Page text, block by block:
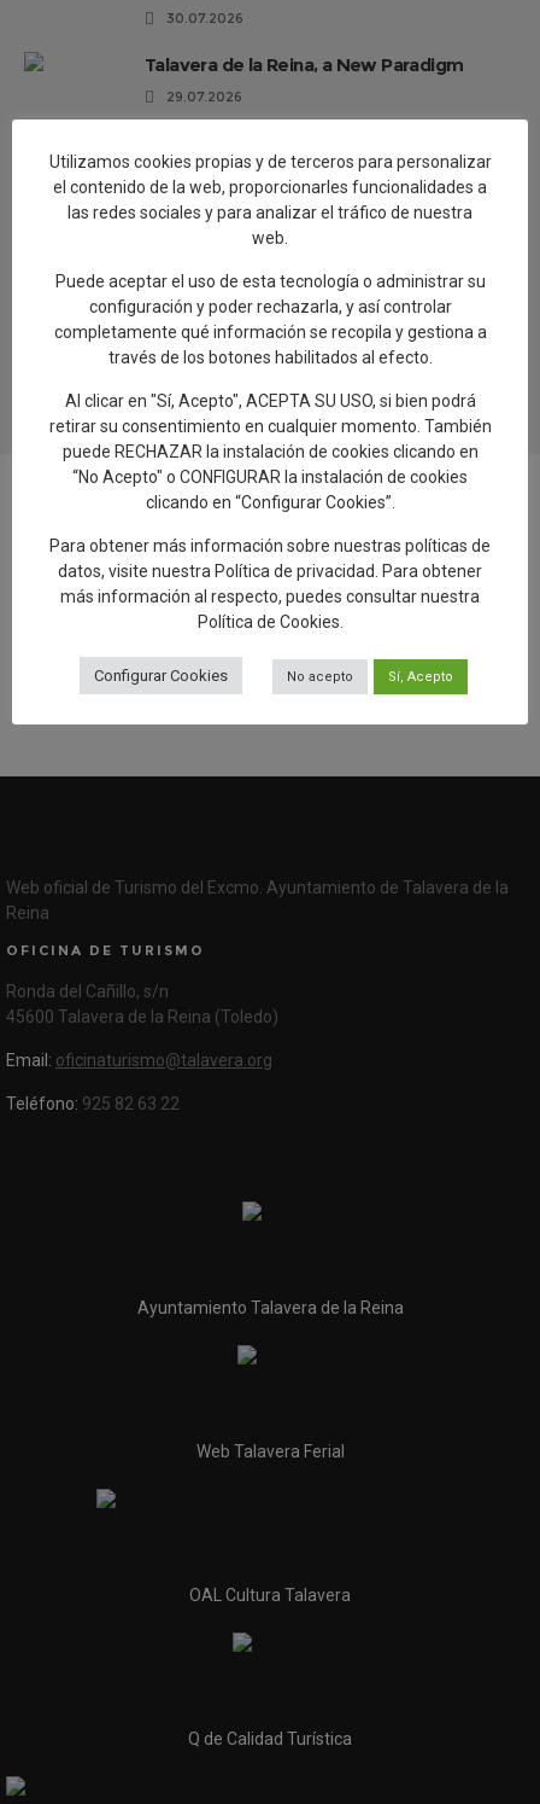
30.07.2026
Talavera de la Reina, a New Paradigm
29.07.2026
de las Santas Alfareras
26.07.2026
Artesanía avanza “El Viaje del Barro.
Regreso a Los Alfares», una muestra sobre
el proceso de creación de la cerámica
talaverana
24.07.2026
Añadir reseña en Google
Web oficial de Turismo del Excmo. Ayuntamiento de Talavera de la
Reina
OFICINA DE TURISMO
Ronda del Cañillo, s/n
45600 Talavera de la Reina (Toledo)
Email: oficinaturismo@talavera.org
Teléfono: 925 82 63 22
Ayuntamiento Talavera de la Reina
Web Talavera Ferial
OAL Cultura Talavera
Q de Calidad Turística
Utilizamos cookies propias y de terceros para personalizar
el contenido de la web, proporcionarles funcionalidades a
las redes sociales y para analizar el tráfico de nuestra
web.
Puede aceptar el uso de esta tecnología o administrar su
configuración y poder rechazarla, y así controlar
completamente qué información se recopila y gestiona a
través de los botones habilitados al efecto.
Al clicar en "Sí, Acepto", ACEPTA SU USO, si bien podrá
retirar su consentimiento en cualquier momento. También
puede RECHAZAR la instalación de cookies clicando en
“No Acepto" o CONFIGURAR la instalación de cookies
clicando en “Configurar Cookies”.
Para obtener más información sobre nuestras políticas de
datos, visite nuestra Política de privacidad
. Para obtener
más información al respecto, puedes consultar nuestra
Política de Cookies
Configurar Cookies No acepto Sí, Acepto